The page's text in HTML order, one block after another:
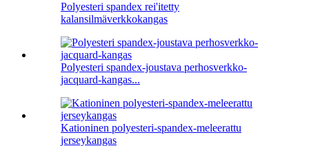
Polyesteri spandex rei'itetty
kalansilmäverkkokangas
Polyesteri spandex-joustava perhosverkko-
jacquard-kangas...
Kationinen polyesteri-spandex-meleerattu
jerseykangas